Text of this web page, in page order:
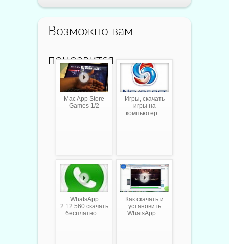
Возможно вам
понравится
Mac App Store
Games 1/2
Игры, скачать
игры на
компьютер ...
WhatsApp
2.12.560 скачать
бесплатно ...
Как скачать и
установить
WhatsApp ...